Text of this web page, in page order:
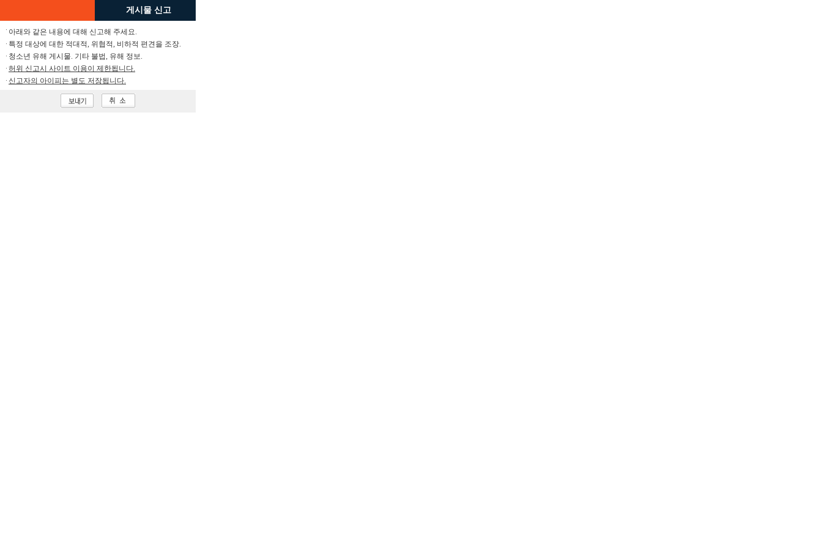
게시물 신고
아래와 같은 내용에 대해 신고해 주세요.
특정 대상에 대한 적대적, 위협적, 비하적 편견을 조장.
청소년 유해 게시물. 기타 불법, 유해 정보.
허위 신고시 사이트 이용이 제한됩니다.
신고자의 아이피는 별도 저장됩니다.